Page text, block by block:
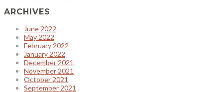
ARCHIVES
June 2022
May 2022
February 2022
January 2022
December 2021
November 2021
October 2021
September 2021